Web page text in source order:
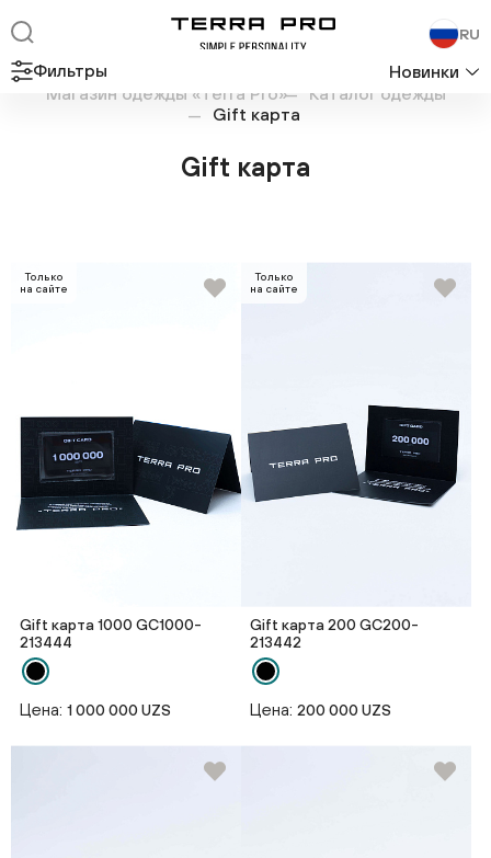
RU
Магазин одежды «Terra Pro»
Каталог одежды
Gift карта
Gift карта
Фильтры Новинки
Только
на сайте
Gift карта 1000 GC1000-
213444
Цена: 1 000 000 UZS
Только
на сайте
Gift карта 200 GC200-
213442
Цена: 200 000 UZS